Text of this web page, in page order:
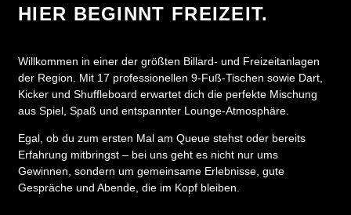
HIER BEGINNT FREIZEIT.
Willkommen in einer der größten Billard- und Freizeitanlagen
der Region. Mit 17 professionellen 9-Fuß-Tischen sowie Dart,
Kicker und Shuffleboard erwartet dich die perfekte Mischung
aus Spiel, Spaß und entspannter Lounge-Atmosphäre.
Egal, ob du zum ersten Mal am Queue stehst oder bereits
Erfahrung mitbringst – bei uns geht es nicht nur ums
Gewinnen, sondern um gemeinsame Erlebnisse, gute
Gespräche und Abende, die im Kopf bleiben.